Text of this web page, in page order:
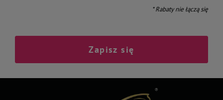
* Rabaty nie łączą się
Zapisz się